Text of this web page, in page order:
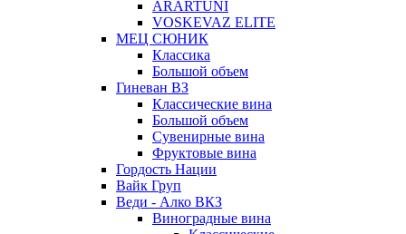
ARARTUNI
VOSKEVAZ ELITE
МЕЦ СЮНИК
Классика
Большой объем
Гиневан ВЗ
Классические вина
Большой объем
Сувенирные вина
Фруктовые вина
Гордость Нации
Вайк Груп
Веди - Алко ВКЗ
Виноградные вина